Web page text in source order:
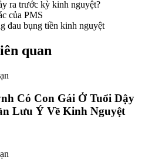
ra trước kỳ kinh nguyệt?
của PMS
đau bụng tiền kinh nguyệt
quan
Có Con Gái Ở Tuổi Dậy
Lưu Ý Về Kinh Nguyệt